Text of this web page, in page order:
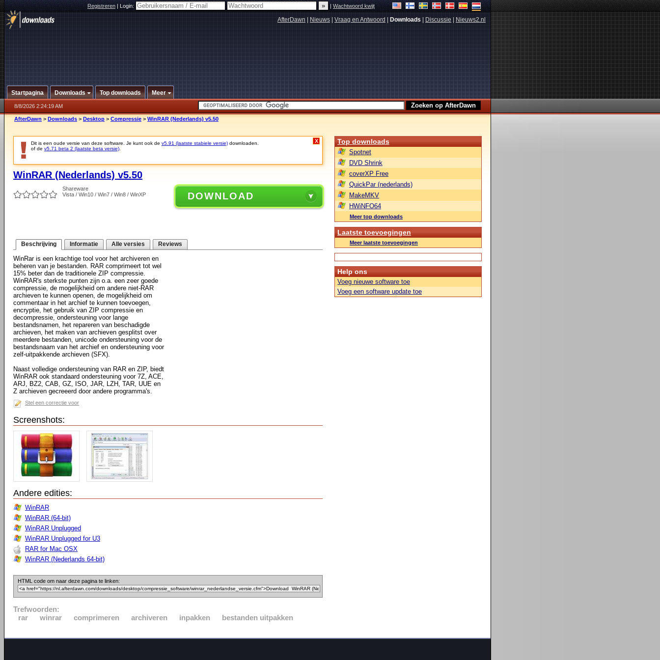
Registreren|Login: |Wachtwoord kwijt
AfterDawn Nieuws Vraag en Antwoord Downloads Discussie Nieuws2.nl
Startpagina Downloads Top downloads Meer
8/8/2026 2:24:19 AM
AfterDawn > Downloads > Desktop > Compressie > WinRAR (Nederlands) v5.50
Dit is een oude versie van deze software. Je kunt ook de v5.91 (laatste stabiele versie) downloaden.
of de v5.71 beta 2 (laatste beta versie)
X
WinRAR (Nederlands) v5.50
Shareware
Vista / Win10 / Win7 / Win8 / WinXP
DOWNLOAD
Beschrijving Informatie Alle versies Reviews
WinRar is een krachtige tool voor het archiveren en
beheren van je bestanden. RAR comprimeert tot wel
15% beter dan de traditionele ZIP compressie.
WinRAR's sterkste punten zijn o.a. een zeer goede
compressie, de mogelijkheid om andere niet-RAR
archieven te kunnen openen, de mogelijkheid om
commentaar in het archief te kunnen toevoegen,
encryptie, het gebruik van ZIP compressie en
decompressie, ondersteuning voor lange
bestandsnamen, het repareren van beschadigde
archieven, het maken van archieven gesplitst over
meerdere bestanden, unicode ondersteuning voor de
bestandsnaam van het archief en ondersteuning voor
zelf-uitpakkende archieven (SFX).
Naast volledige ondersteuning van RAR en ZIP, biedt
WinRAR ook standaard ondersteuning voor 7Z, ACE,
ARJ, BZ2, CAB, GZ, ISO, JAR, LZH, TAR, UUE en
Z archieven gecreeerd door andere programma's.
Stel een correctie voor
Screenshots:
Andere edities:
WinRAR
WinRAR (64-bit)
WinRAR Unplugged
WinRAR Unplugged for U3
RAR for Mac OSX
WinRAR (Nederlands 64-bit)
HTML code om naar deze pagina te linken:
Trefwoorden:
rar
winrar comprimeren archiveren inpakken bestanden uitpakken
Top downloads
Spotnet
DVD Shrink
coverXP Free
QuickPar (nederlands)
MakeMKV
HWiNFO64
Meer top downloads
Laatste toevoegingen
Meer laatste toevoegingen
Help ons
Voeg nieuwe software toe
Voeg een software update toe